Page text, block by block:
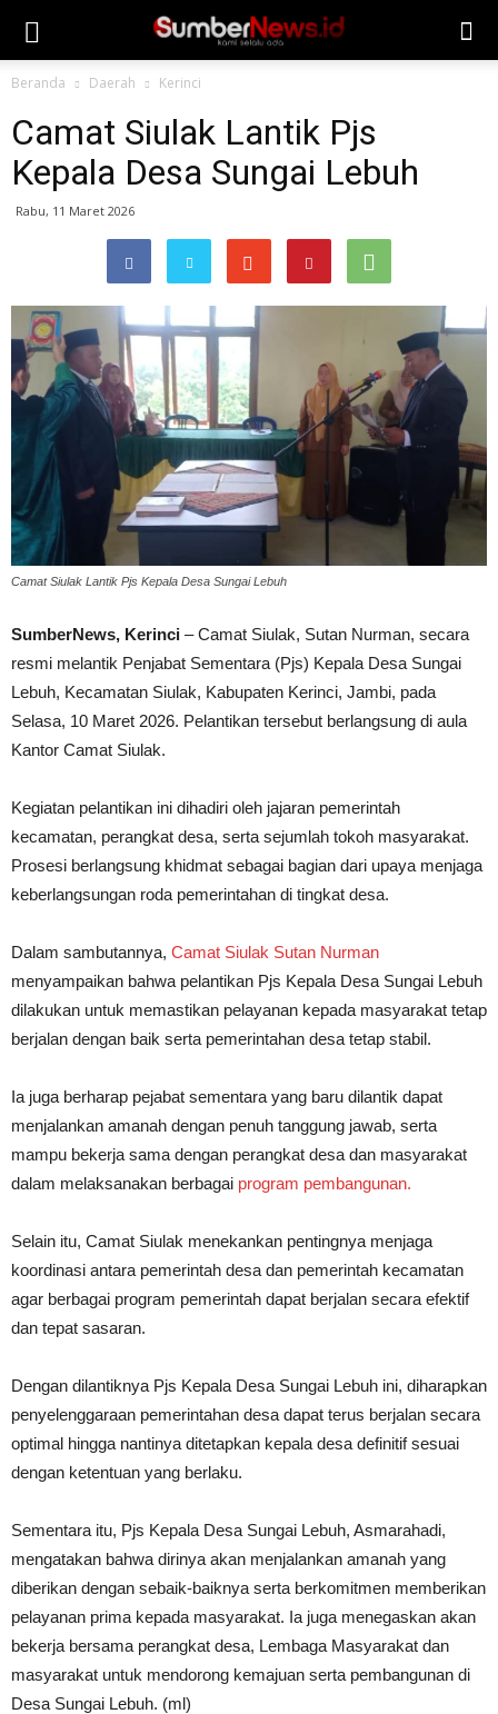
Beranda Daerah Kerinci
Camat Siulak Lantik Pjs
Kepala Desa Sungai Lebuh
Rabu, 11 Maret 2026
Camat Siulak Lantik Pjs Kepala Desa Sungai Lebuh
SumberNews, Kerinci – Camat Siulak, Sutan Nurman, secara
resmi melantik Penjabat Sementara (Pjs) Kepala Desa Sungai
Lebuh, Kecamatan Siulak, Kabupaten Kerinci, Jambi, pada
Selasa, 10 Maret 2026. Pelantikan tersebut berlangsung di aula
Kantor Camat Siulak.
Kegiatan pelantikan ini dihadiri oleh jajaran pemerintah
kecamatan, perangkat desa, serta sejumlah tokoh masyarakat.
Prosesi berlangsung khidmat sebagai bagian dari upaya menjaga
keberlangsungan roda pemerintahan di tingkat desa.
Dalam sambutannya, Camat Siulak Sutan Nurman
menyampaikan bahwa pelantikan Pjs Kepala Desa Sungai Lebuh
dilakukan untuk memastikan pelayanan kepada masyarakat tetap
berjalan dengan baik serta pemerintahan desa tetap stabil.
Ia juga berharap pejabat sementara yang baru dilantik dapat
menjalankan amanah dengan penuh tanggung jawab, serta
mampu bekerja sama dengan perangkat desa dan masyarakat
dalam melaksanakan berbagai program pembangunan.
Selain itu, Camat Siulak menekankan pentingnya menjaga
koordinasi antara pemerintah desa dan pemerintah kecamatan
agar berbagai program pemerintah dapat berjalan secara efektif
dan tepat sasaran.
Dengan dilantiknya Pjs Kepala Desa Sungai Lebuh ini, diharapkan
penyelenggaraan pemerintahan desa dapat terus berjalan secara
optimal hingga nantinya ditetapkan kepala desa definitif sesuai
dengan ketentuan yang berlaku.
Sementara itu, Pjs Kepala Desa Sungai Lebuh, Asmarahadi,
mengatakan bahwa dirinya akan menjalankan amanah yang
diberikan dengan sebaik-baiknya serta berkomitmen memberikan
pelayanan prima kepada masyarakat. Ia juga menegaskan akan
bekerja bersama perangkat desa, Lembaga Masyarakat dan
masyarakat untuk mendorong kemajuan serta pembangunan di
Desa Sungai Lebuh. (ml)